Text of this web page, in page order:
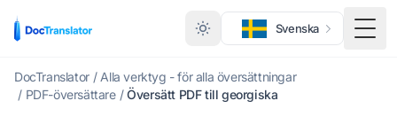
Svenska
DocTranslator / Alla verktyg - för alla översättningar
/ PDF-översättare / Översätt PDF till georgiska